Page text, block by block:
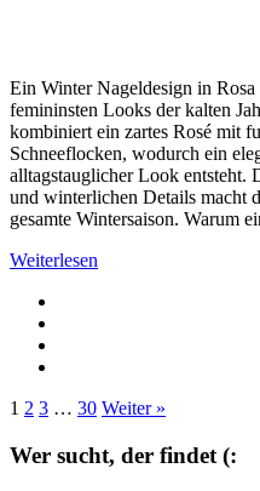
Ein Winter Nageldesign in Rosa
femininsten Looks der kalten
kombiniert ein zartes Rosé mit
Schneeflocken, wodurch ein
alltagstauglicher Look entsteht.
und winterlichen Details macht
gesamte Wintersaison. Warum
Weiterlesen
1 2 3 … 30 Weiter »
Wer sucht, der findet (: